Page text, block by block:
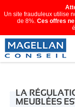
Un site frauduleux utilise
de 8%. Ces offres
LA
MEUBLÉES